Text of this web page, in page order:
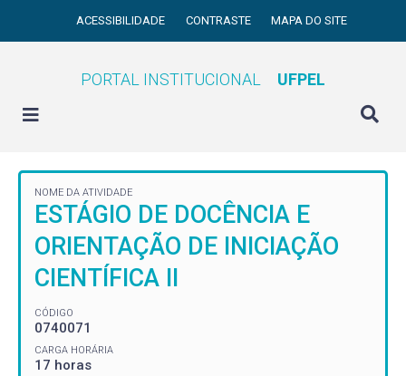
ACESSIBILIDADE CONTRASTE MAPA DO SITE
PORTAL INSTITUCIONAL UFPEL
NOME DA ATIVIDADE
ESTÁGIO DE DOCÊNCIA E
ORIENTAÇÃO DE INICIAÇÃO
CIENTÍFICA II
CÓDIGO
0740071
CARGA HORÁRIA
17 horas